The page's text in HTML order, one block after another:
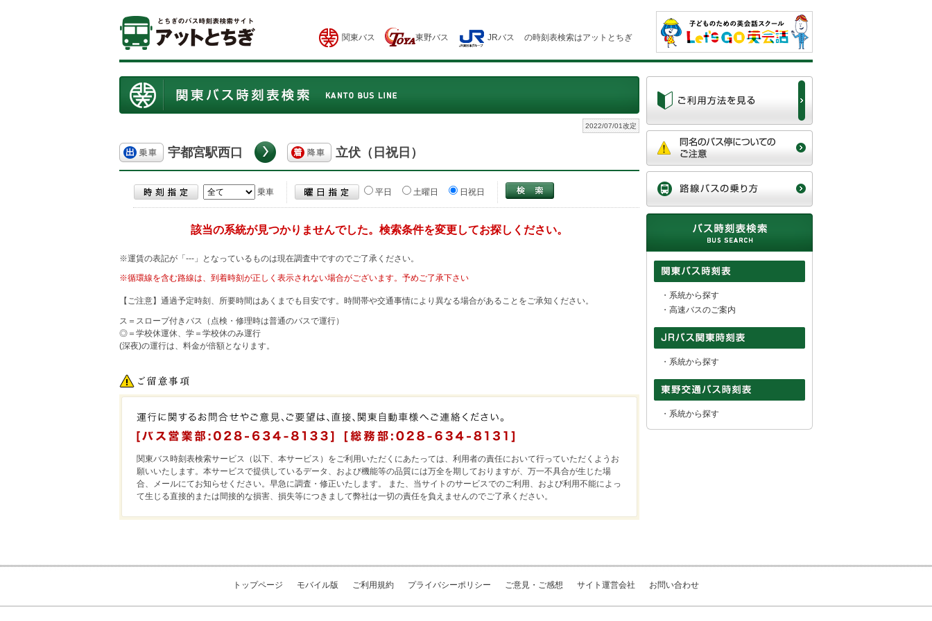
関東バス 東野バス JRバス の時刻表検索はアットとちぎ
2022/07/01改定
宇都宮駅西口 立伏（日祝日）
乗車 平日 土曜日 日祝日
該当の系統が見つかりませんでした。検索条件を変更してお探しください。
※運賃の表記が「---」となっているものは現在調査中ですのでご了承ください。
※循環線を含む路線は、到着時刻が正しく表示されない場合がございます。予めご了承下さい
【ご注意】通過予定時刻、所要時間はあくまでも目安です。時間帯や交通事情により異なる場合があることをご承知ください。
ス＝スロープ付きバス（点検・修理時は普通のバスで運行）
◎＝学校休運休、学＝学校休のみ運行
(深夜)の運行は、料金が倍額となります。
関東バス時刻表検索サービス（以下、本サービス）をご利用いただくにあたっては、利用者の責任において行っていただくようお
願いいたします。本サービスで提供しているデータ、および機能等の品質には万全を期しておりますが、万一不具合が生じた場
合、メールにてお知らせください。早急に調査・修正いたします。 また、当サイトのサービスでのご利用、および利用不能によっ
て生じる直接的または間接的な損害、損失等につきまして弊社は一切の責任を負えませんのでご了承ください。
・ 系統から探す
・ 高速バスのご案内
・ 系統から探す
・ 系統から探す
トップページ モバイル版 ご利用規約 プライバシーポリシー ご意見・ご感想 サイト運営会社 お問い合わせ